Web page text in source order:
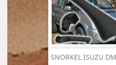
SNORKEL ISUZU